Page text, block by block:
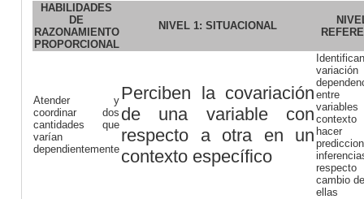
HABILIDADES
DE
RAZONAMIENTO
PROPORCIONAL
NIVEL 1: SITUACIONAL
Atender y
coordinar dos
cantidades que
varían
dependientemente
Perciben la covariación
de una variable con
respecto a otra en un
contexto específico
hacer
cambio
ellas